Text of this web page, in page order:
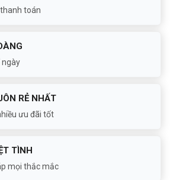
toán
ngày
RẺ NHẤT
ưu đãi tốt
TÌNH
mọi thắc mắc